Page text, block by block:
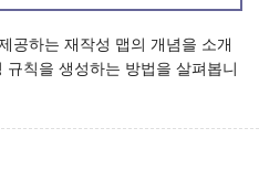
공하는 재작성 맵의 개념을 소개
칙을 생성하는 방법을 살펴봅니